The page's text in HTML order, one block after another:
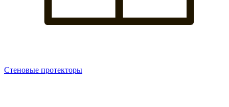
Стеновые протекторы